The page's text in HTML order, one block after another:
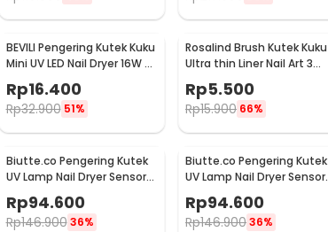
BEVILI Pengering Kutek Kuku
Mini UV LED Nail Dryer 16W -
XZMUV-1
Rp16.400
Rp32.900 51%
Rosalind Brush Kutek Kuku
Ultra thin Liner Nail Art 3
Rp5.500
Rp15.900 66%
Biutte.co Pengering Kutek
UV Lamp Nail Dryer Sensor
LCD Display 280W -
SUNX10MAX
Rp94.600
Rp146.900 36%
Biutte.co Pengering Kutek
UV Lamp Nail Dryer Sensor
with LCD Display - SUN X11
MAX
Rp94.600
Rp146.90036%